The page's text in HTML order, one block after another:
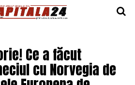
Ce a făcut
cu Norvegia de